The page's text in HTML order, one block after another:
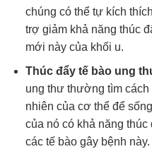
chúng có thể tự kích
trợ giảm khả năng thúc
mới này của khối u.
Thúc đẩy tế bào ung
ung thư thường tìm
nhiên của cơ thể để
của nó có khả năng thúc
các tế bào gây bệnh này.